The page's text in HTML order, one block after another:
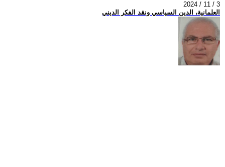
2024 / 11 / 3
العلمانية، الدين السياسي ونقد الفكر الديني